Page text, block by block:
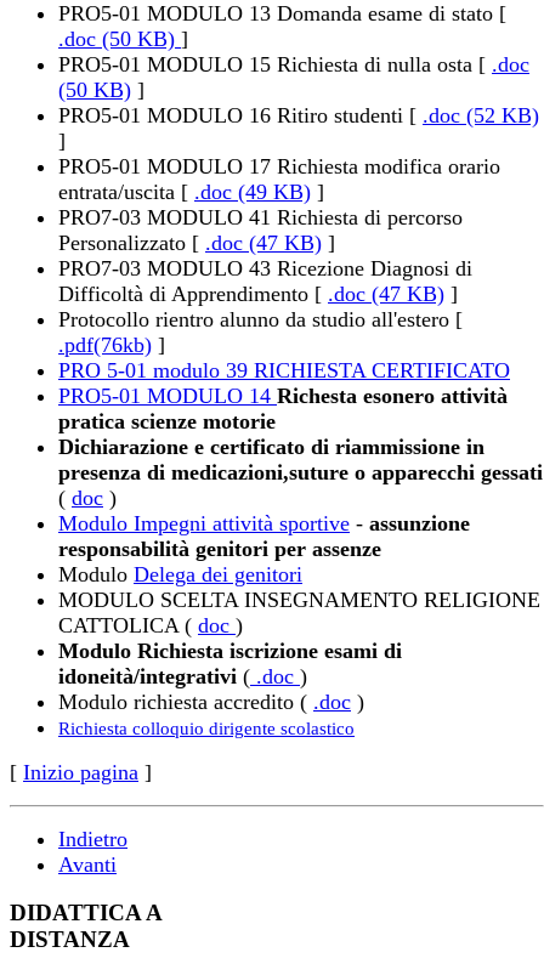
PRO5-01 MODULO 13 Domanda esame di stato [
.doc (50 KB) ]
PRO5-01 MODULO 15 Richiesta di nulla osta [ .doc
(50 KB) ]
PRO5-01 MODULO 16 Ritiro studenti [ .doc (52 KB)
]
PRO5-01 MODULO 17 Richiesta modifica orario
entrata/uscita [ .doc (49 KB) ]
PRO7-03 MODULO 41 Richiesta di percorso
Personalizzato [ .doc (47 KB) ]
PRO7-03 MODULO 43 Ricezione Diagnosi di
Difficoltà di Apprendimento [ .doc (47 KB) ]
Protocollo rientro alunno da studio all'estero [
.pdf(76kb) ]
PRO 5-01 modulo 39 RICHIESTA CERTIFICATO
PRO5-01 MODULO 14 Richesta esonero attività
pratica scienze motorie
Dichiarazione e certificato di riammissione in
presenza di medicazioni,suture o apparecchi gessati
( doc )
Modulo Impegni attività sportive - assunzione
responsabilità genitori per assenze
Modulo Delega dei genitori
MODULO SCELTA INSEGNAMENTO RELIGIONE
CATTOLICA ( doc )
Modulo Richiesta iscrizione esami di
idoneità/integrativi ( .doc )
Modulo richiesta accredito ( .doc )
Richiesta colloquio dirigente scolastico
[ Inizio pagina ]
Indietro
Avanti
DIDATTICA A
DISTANZA